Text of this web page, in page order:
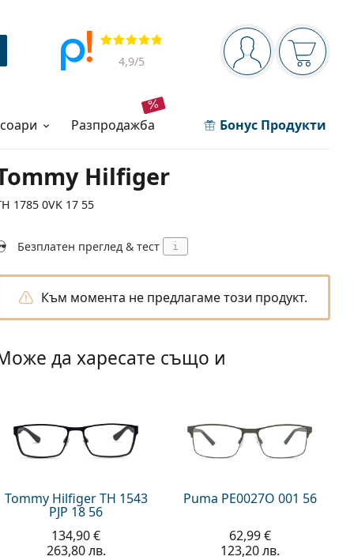
Navigation panel
Вие сте вписани
Прегледи
4,9/5
разпродажба Бонус Продукти
Hilfiger
1785 0VK 17 55
Безплатен преглед & тест i
Към момента не предлагаме този продукт.
да харесате също и
Tommy Hilfiger TH 1543
PJP 18 56
134,90 €
263,80 лв.
Puma PE0027O 001 56
62,99 €
123,20 лв.